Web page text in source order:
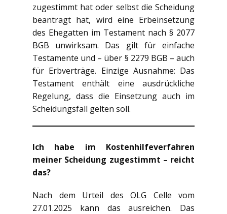
zugestimmt hat oder selbst die Scheidung
beantragt hat, wird eine Erbeinsetzung
des Ehegatten im Testament nach § 2077
BGB unwirksam. Das gilt für einfache
Testamente und – über § 2279 BGB – auch
für Erbverträge. Einzige Ausnahme: Das
Testament enthält eine ausdrückliche
Regelung, dass die Einsetzung auch im
Scheidungsfall gelten soll.
Ich habe im Kostenhilfeverfahren
meiner Scheidung zugestimmt – reicht
das?
Nach dem Urteil des OLG Celle vom
27.01.2025 kann das ausreichen. Das